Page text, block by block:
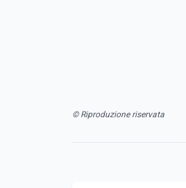
© Riproduzione riservata